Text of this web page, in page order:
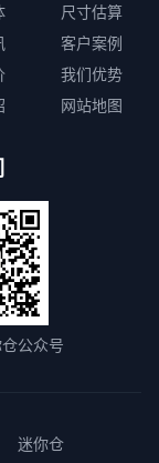
尺寸估算
客户案例
我们优势
网站地图
公众号
迷你仓